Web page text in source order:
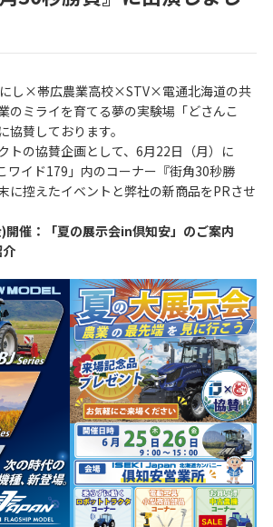
し×帯広農業高校×STV×電通北海道の共
のミライを育てる夢の実験場「どさんこ
賛しております。
トの協賛企画として、6月22日（月）に
ワイド179」内のコーナー『街角30秒勝
に控えたイベントと弊社の新商品をPRさせ
催：「夏の展示会in倶知安」のご案内
介